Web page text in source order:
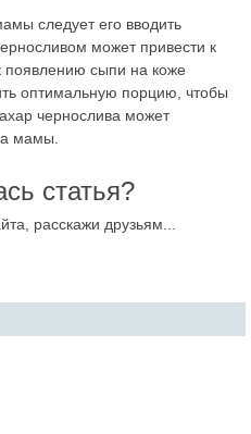
следует его вводить
может привести к
появлению сыпи на коже
оптимальную порцию, чтобы
чернослива может
мамы.
статья?
расскажи друзьям...